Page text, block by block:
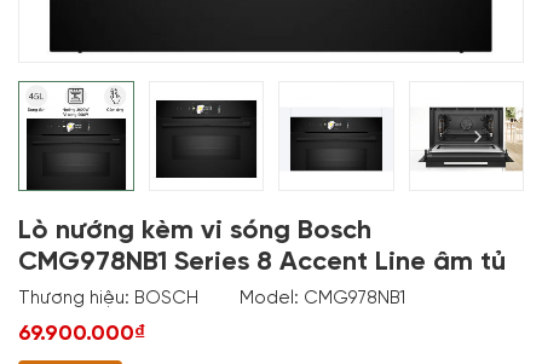
Lò nướng kèm vi sóng Bosch
CMG978NB1 Series 8 Accent Line âm tủ
Thương hiệu: BOSCH Model: CMG978NB1
69.900.000₫